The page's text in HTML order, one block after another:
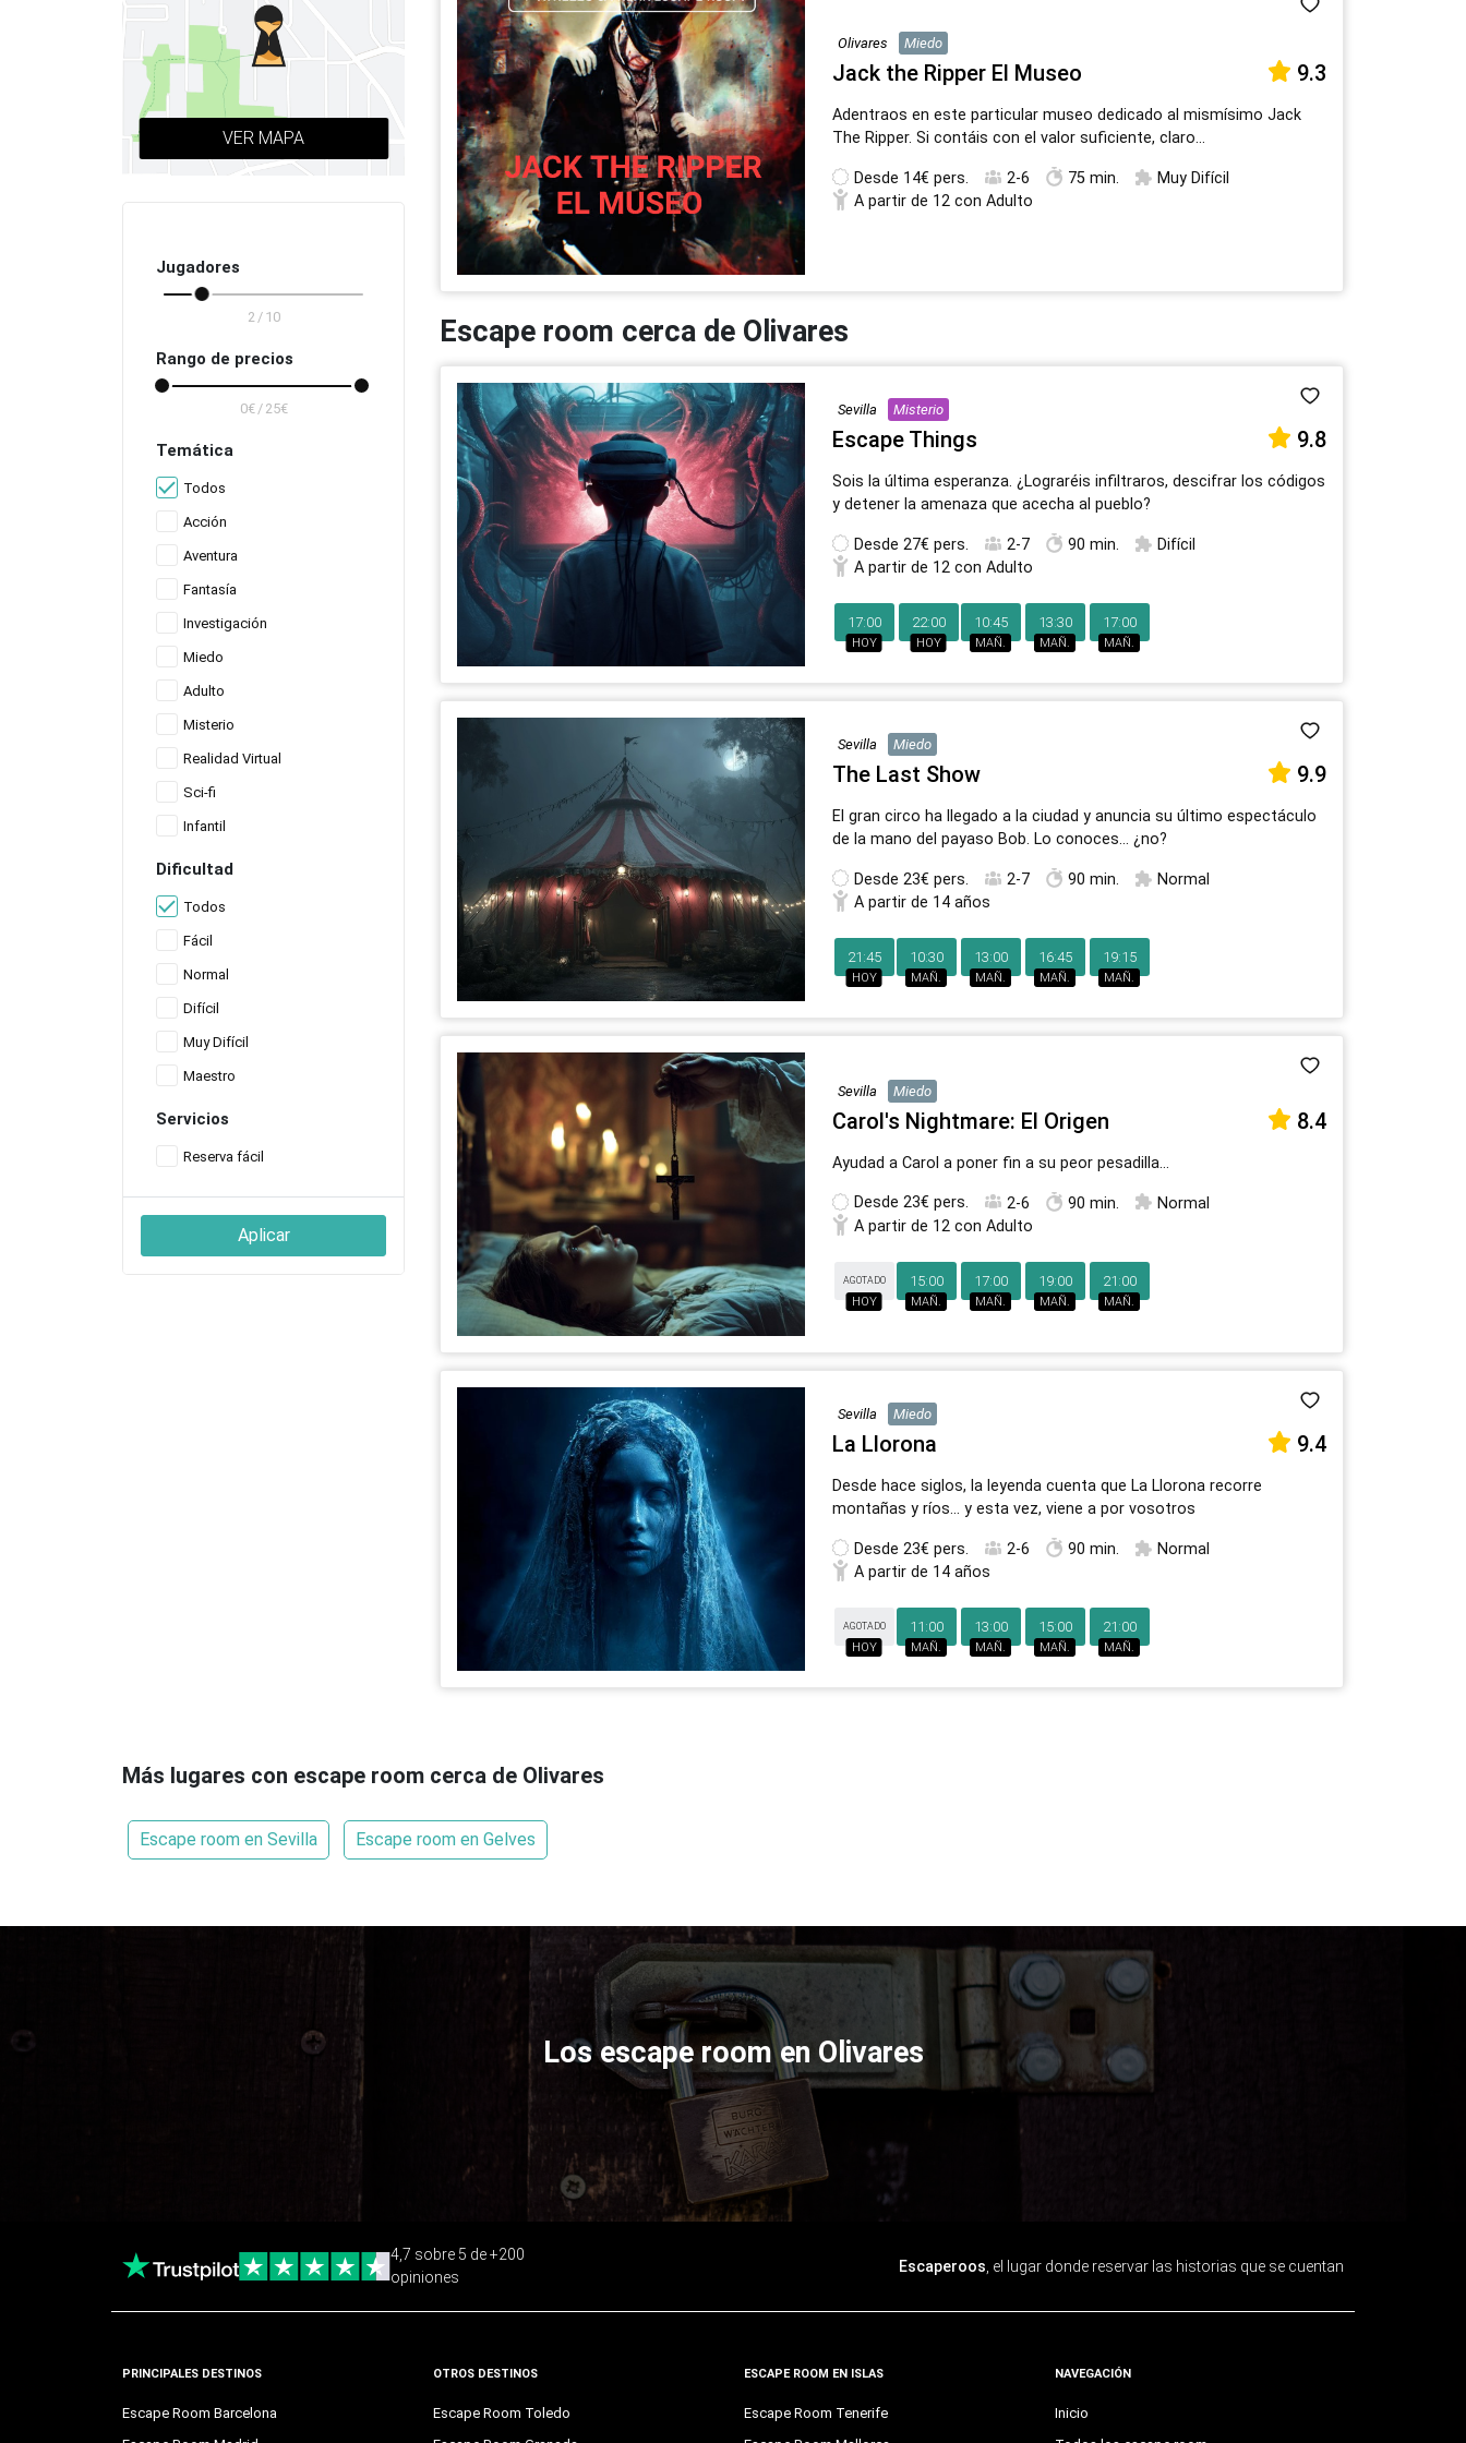
Todas las ciudades
23
24 30
31 2
VER MAPA
Jugadores
/
Rango de precios
/
Temática
Todos
Acción
Aventura
Fantasía
Investigación
Miedo
Adulto
Misterio
Realidad Virtual
Sci-fi
Infantil
Dificultad
Todos
Fácil
Normal
Difícil
Muy Difícil
Maestro
Servicios
Reserva fácil
Aplicar
Olivares Miedo
Jack the Ripper El Museo 9.3
Adentraos en este particular museo dedicado al mismísimo Jack
The Ripper. Si contáis con el valor suficiente, claro...
Desde 14€ pers. 2-6 75 min.
Muy Difícil
A partir de 12 con Adulto
Escape room cerca de Olivares
Sevilla Misterio
Escape Things 9.8
Sois la última esperanza. ¿Lograréis infiltraros, descifrar los códigos
y detener la amenaza que acecha al pueblo?
Desde 27€ pers. 2-7 90 min.
Difícil
A partir de 12 con Adulto
17:00
HOY
22:00
HOY
10:45
MAÑ.
13:30
MAÑ.
17:00
MAÑ.
Sevilla Miedo
The Last Show 9.9
El gran circo ha llegado a la ciudad y anuncia su último espectáculo
de la mano del payaso Bob. Lo conoces… ¿no?
Desde 23€ pers. 2-7 90 min.
Normal
A partir de 14 años
21:45
HOY
10:30
MAÑ.
13:00
MAÑ.
16:45
MAÑ.
19:15
MAÑ.
Sevilla Miedo
Carol's Nightmare: El Origen 8.4
Ayudad a Carol a poner fin a su peor pesadilla…
Desde 23€ pers. 2-6 90 min.
Normal
A partir de 12 con Adulto
AGOTADO
HOY
15:00
MAÑ.
17:00
MAÑ.
19:00
MAÑ.
21:00
MAÑ.
Sevilla Miedo
La Llorona 9.4
Desde hace siglos, la leyenda cuenta que La Llorona recorre
montañas y ríos… y esta vez, viene a por vosotros
Desde 23€ pers. 2-6 90 min.
Normal
A partir de 14 años
AGOTADO
HOY
11:00
MAÑ.
13:00
MAÑ.
15:00
MAÑ.
21:00
MAÑ.
Más lugares con escape room cerca de Olivares
Escape room en Sevilla Escape room en Gelves
Los escape room en Olivares
4,7 sobre 5 de +200
opiniones
Escaperoos , el lugar donde reservar las historias que se cuentan
PRINCIPALES DESTINOS
Escape Room Barcelona
OTROS DESTINOS
Escape Room Toledo
ESCAPE ROOM EN ISLAS
Escape Room Tenerife
NAVEGACIÓN
Inicio